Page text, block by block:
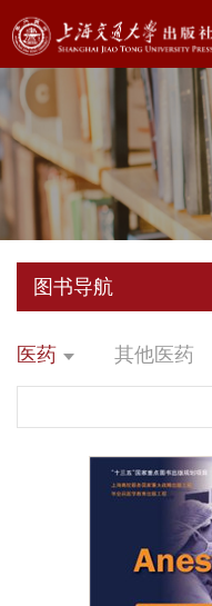
图书导航
医药 其他医药